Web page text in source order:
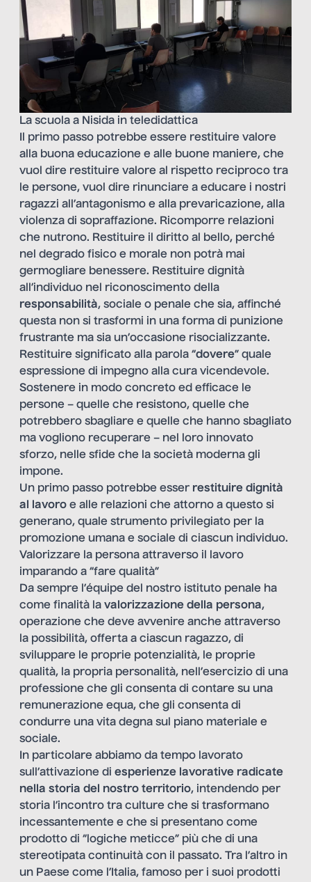
La scuola a Nisida in teledidattica
Il primo passo potrebbe essere restituire valore
alla buona educazione e alle buone maniere, che
vuol dire restituire valore al rispetto reciproco tra
le persone, vuol dire rinunciare a educare i nostri
ragazzi all’antagonismo e alla prevaricazione, alla
violenza di sopraffazione. Ricomporre relazioni
che nutrono. Restituire il diritto al bello, perché
nel degrado fisico e morale non potrà mai
germogliare benessere. Restituire dignità
all’individuo nel riconoscimento della
responsabilità, sociale o penale che sia, affinché
questa non si trasformi in una forma di punizione
frustrante ma sia un’occasione risocializzante.
Restituire significato alla parola “dovere” quale
espressione di impegno alla cura vicendevole.
Sostenere in modo concreto ed efficace le
persone – quelle che resistono, quelle che
potrebbero sbagliare e quelle che hanno sbagliato
ma vogliono recuperare – nel loro innovato
sforzo, nelle sfide che la società moderna gli
impone.
Un primo passo potrebbe esser restituire dignità
al lavoro e alle relazioni che attorno a questo si
generano, quale strumento privilegiato per la
promozione umana e sociale di ciascun individuo.
Valorizzare la persona attraverso il lavoro
imparando a “fare qualità”
Da sempre l’équipe del nostro istituto penale ha
come finalità la valorizzazione della persona,
operazione che deve avvenire anche attraverso
la possibilità, offerta a ciascun ragazzo, di
sviluppare le proprie potenzialità, le proprie
qualità, la propria personalità, nell’esercizio di una
professione che gli consenta di contare su una
remunerazione equa, che gli consenta di
condurre una vita degna sul piano materiale e
sociale.
In particolare abbiamo da tempo lavorato
sull’attivazione di esperienze lavorative radicate
nella storia del nostro territorio, intendendo per
storia l’incontro tra culture che si trasformano
incessantemente e che si presentano come
prodotto di “logiche meticce” più che di una
stereotipata continuità con il passato. Tra l’altro in
un Paese come l’Italia, famoso per i suoi prodotti